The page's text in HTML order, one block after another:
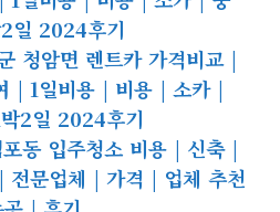
일 2024후기
청암면 렌트카 가격비교 |
| 1일비용 | 비용 | 소카 |
2일 2024후기
동 입주청소 비용 | 신축 |
전문업체 | 가격 | 업체 추천